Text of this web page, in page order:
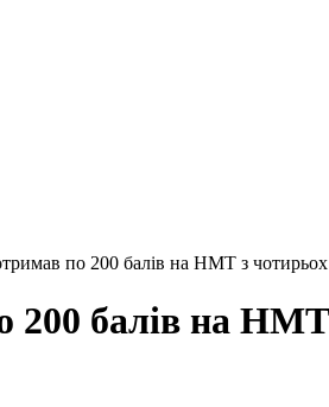
по 200 балів на НМТ з чотирьох
балів на НМТ